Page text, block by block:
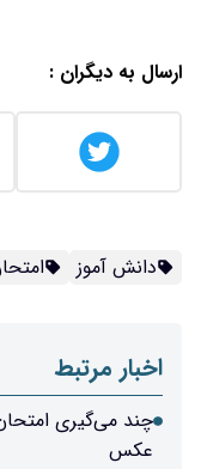
ارسال به دیگران :
دانش آموز
اخبار مرتبط
چند می‌گیری
عکس